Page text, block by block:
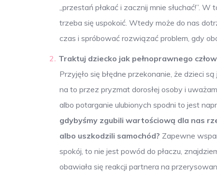
„przestań płakać i zacznij mnie słuchać!”.
trzeba się uspokoić. Wtedy może do nas
czas i spróbować rozwiązać problem, gdy
Traktuj dziecko jak pełnoprawnego
Przyjęło się błędne przekonanie, że dzieci
na to przez pryzmat dorosłej osoby i
albo potarganie ulubionych spodni to jest
gdybyśmy zgubili wartościową dla nas
albo uszkodzili samochód? Zapewne
spokój, to nie jest powód do płaczu,
obawiała się reakcji partnera na